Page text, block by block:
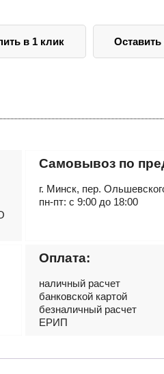
Оставить
в 1 клик
Самовывоз по
г. Минск, пер.
пн-пт: с 9:00 до 18:00
Оплата:
наличный расчет
банковской картой
безналичный расчет
ЕРИП